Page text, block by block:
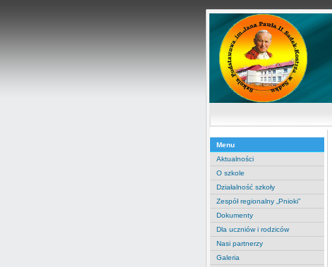
Menu
Aktualności
O szkole
Działalność szkoły
Zespół regionalny „Pnioki”
Dokumenty
Dla uczniów i rodziców
Nasi partnerzy
Galeria